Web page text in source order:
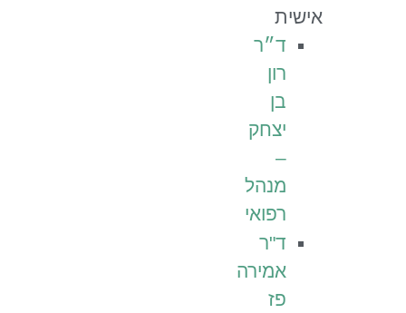
אישית
ד״ר
רון
בן
יצחק
מנהל
רפואי
ד"ר
אמירה
פז